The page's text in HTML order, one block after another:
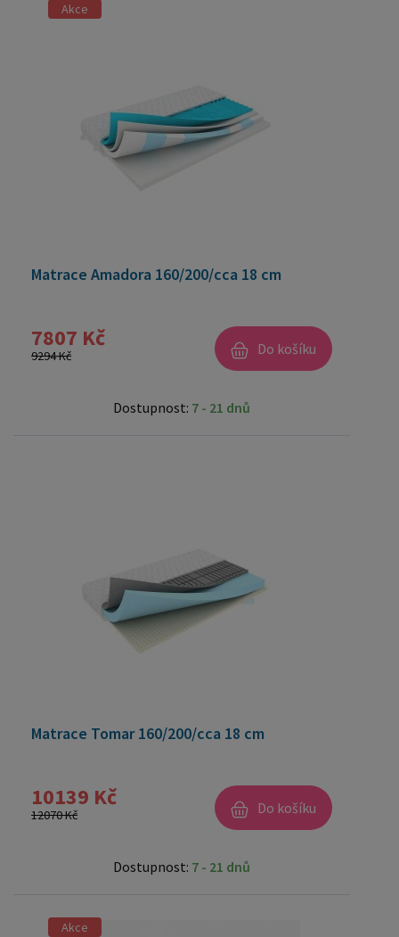
Akce
Matrace Amadora 160/200/cca 18 cm
7807 Kč
9294 Kč Do košíku
Dostupnost: 7 - 21 dnů
Matrace Tomar 160/200/cca 18 cm
10139 Kč
12070 Kč Do košíku
Dostupnost: 7 - 21 dnů
Akce